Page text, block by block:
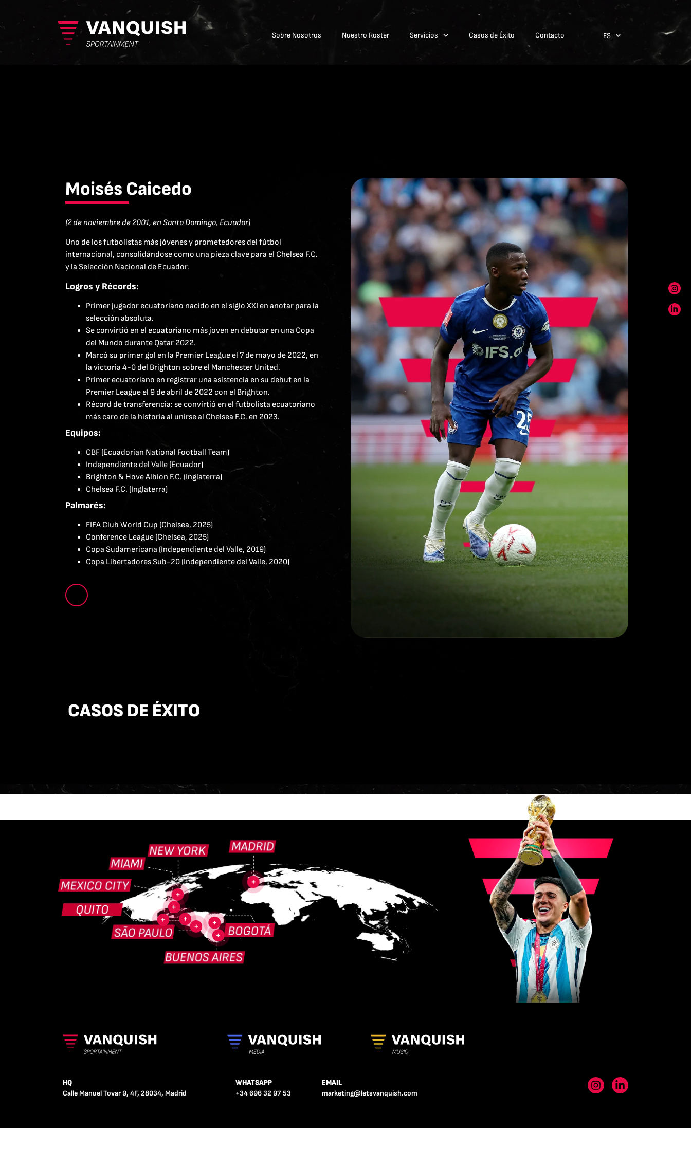
Sobre Nosotros Nuestro Roster Servicios Casos de Éxito Contacto ES
EN
Moisés Caicedo
(2 de noviembre de 2001, en Santo Domingo, Ecuador)
Uno de los futbolistas más jóvenes y prometedores del fútbol
internacional, consolidándose como una pieza clave para el Chelsea F.C.
y la Selección Nacional de Ecuador.
Logros y Récords:
Primer jugador ecuatoriano nacido en el siglo XXI en anotar para la
selección absoluta.
Se convirtió en el ecuatoriano más joven en debutar en una Copa
del Mundo durante Qatar 2022.
Marcó su primer gol en la Premier League el 7 de mayo de 2022, en
la victoria 4-0 del Brighton sobre el Manchester United.
Primer ecuatoriano en registrar una asistencia en su debut en la
Premier League el 9 de abril de 2022 con el Brighton.
Récord de transferencia: se convirtió en el futbolista ecuatoriano
más caro de la historia al unirse al Chelsea F.C. en 2023.
Equipos:
CBF (Ecuadorian National Football Team)
Independiente del Valle (Ecuador)
Brighton & Hove Albion F.C. (Inglaterra)
Chelsea F.C. (Inglaterra)
Palmarés:
FIFA Club World Cup (Chelsea, 2025)
Conference League (Chelsea, 2025)
Copa Sudamericana (Independiente del Valle, 2019)
Copa Libertadores Sub-20 (Independiente del Valle, 2020)
CASOS DE ÉXITO
HQ
Calle Manuel Tovar 9, 4F, 28034, Madrid
WHATSAPP
+34 696 32 97 53
EMAIL
marketing@letsvanquish.com